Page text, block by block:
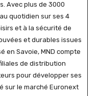
Avec plus de 3000
quotidien sur ses 4
et à la sécurité de
et durables issues
en Savoie, MND compte
de distribution
pour développer ses
sur le marché Euronext